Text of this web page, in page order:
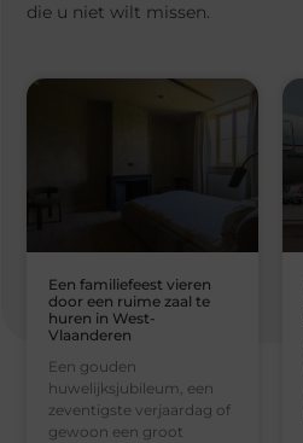
die u niet wilt missen.
Een familiefeest vieren
door een ruime zaal te
huren in West-
Vlaanderen
Een gouden
huwelijksjubileum, een
zeventigste verjaardag of
gewoon een groot